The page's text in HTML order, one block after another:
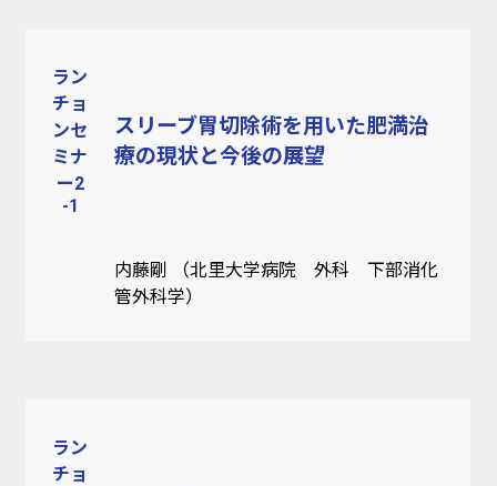
ラン
チョ
ンセ
ミナ
ー2
-1
スリーブ胃切除術を用いた肥満治
療の現状と今後の展望
内藤剛 （北里大学病院 外科 下部消化
管外科学）
ラン
チョ